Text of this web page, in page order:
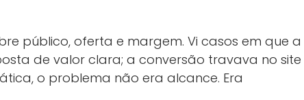
público, oferta e margem. Vi casos em que a
de valor clara; a conversão travava no site
o problema não era alcance. Era